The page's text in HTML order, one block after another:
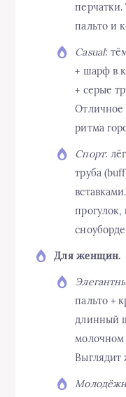
перчатки.
пальто и
Casual:
+ шарф в
+ серые
Отличное
ритма
Спорт:
труба
Для женщин.
пальто +
длинный
молочном
Выглядит